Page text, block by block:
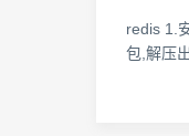
redis 1.
包,解压